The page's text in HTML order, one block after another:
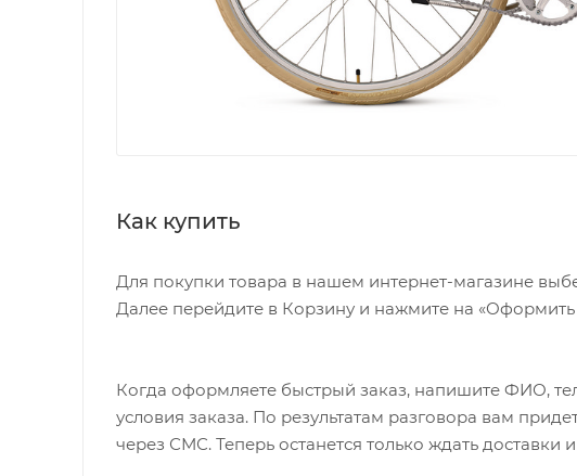
Как купить
Для покупки товара в нашем интернет-магазине
Далее перейдите в Корзину и нажмите на «Оформить
Когда оформляете быстрый заказ, напишите ФИО,
условия заказа. По результатам разговора вам
через СМС. Теперь останется только ждать доставки